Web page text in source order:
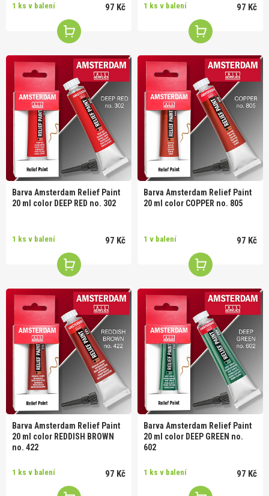
1 ks v balení 97 Kč 1 ks v balení 97 Kč
Barva Amsterdam Relief Paint
20 ml color DEEP RED no. 302
1 ks v balení 97 Kč
Barva Amsterdam Relief Paint
20 ml color COPPER no. 805
1 v balení 97 Kč
Barva Amsterdam Relief Paint
20 ml color REDDISH BROWN
no. 422
1 ks v balení 97 Kč
Barva Amsterdam Relief Paint
20 ml color DEEP GREEN no.
602
1 ks v balení 97 Kč